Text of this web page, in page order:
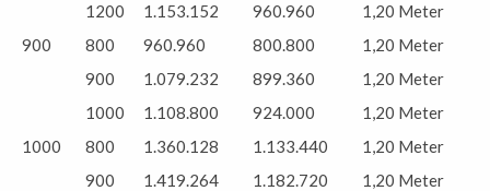
1200
1.153.152 960.960
1,20 Meter
900
800 960.960 800.800
1,20 Meter
900
1.079.232 899.360
1,20 Meter
1000
1.108.800 924.000
1,20 Meter
1000
800 1.360.128 1.133.440
1,20 Meter
900
1.419.264 1.182.720
1,20 Meter